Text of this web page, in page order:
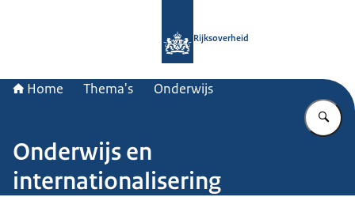
Rijksoverheid
Home Thema's Onderwijs
Onderwijs en
internationalisering